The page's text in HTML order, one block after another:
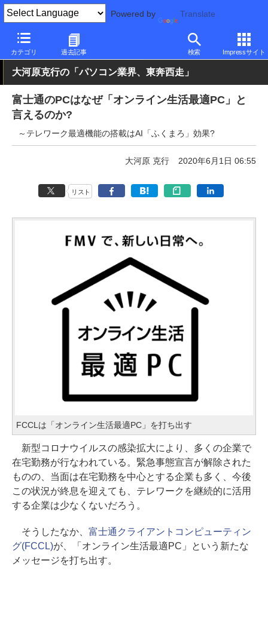
Powered by Translate
カテゴリ 過去記事 検索 Impressサイト
PC Watch 市場 動向
大河原克行の「パソコン業界、東奔西走」
富士通のPCはなぜ「オンライン生活最適PC」と
言えるのか?
～テレワーク最適機能の搭載はAI「ふくまろ」効果?
大河原 克行 2020年6月1日 06:55
リスト
FCCLは「オンライン生活最適PC」を打ち出す
新型コロナウイルスの感染拡大により、多くの企業で
在宅勤務が行なわれている。緊急事態宣言が解除された
ものの、当面は在宅勤務を中心とする企業も多く、今後
この状況が終息を迎えても、テレワークを継続的に活用
する企業は少なくないだろう。
そうしたなか、 富士通クライアントコンピューティン
グ(FCCL)が、「オンライン生活最適PC」という新たな
メッセージを打ち出す。